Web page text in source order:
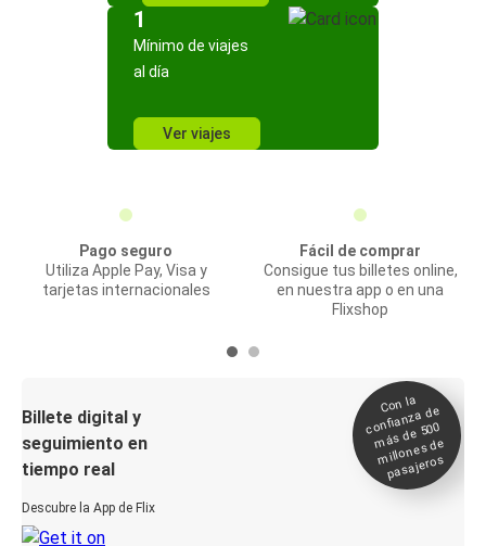
1
Mínimo de viajes
al día
Ver viajes
Pago seguro
Utiliza Apple Pay, Visa y
tarjetas internacionales
Fácil de comprar
Consigue tus billetes online,
en nuestra app o en una
Flixshop
Billete digital y
seguimiento en
tiempo real
Descubre la App de Flix
Con la
confianza de
más de 500
millones de
pasajeros